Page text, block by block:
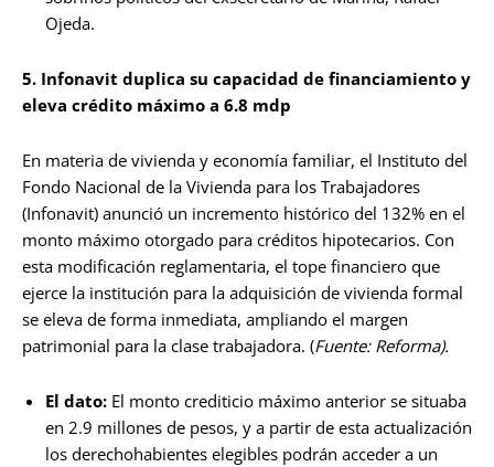
Ojeda.
5. Infonavit duplica su capacidad de financiamiento y
eleva crédito máximo a 6.8 mdp
En materia de vivienda y economía familiar, el Instituto del
Fondo Nacional de la Vivienda para los Trabajadores
(Infonavit) anunció un incremento histórico del 132% en el
monto máximo otorgado para créditos hipotecarios. Con
esta modificación reglamentaria, el tope financiero que
ejerce la institución para la adquisición de vivienda formal
se eleva de forma inmediata, ampliando el margen
patrimonial para la clase trabajadora. (Fuente: Reforma).
El dato: El monto crediticio máximo anterior se situaba
en 2.9 millones de pesos, y a partir de esta actualización
los derechohabientes elegibles podrán acceder a un